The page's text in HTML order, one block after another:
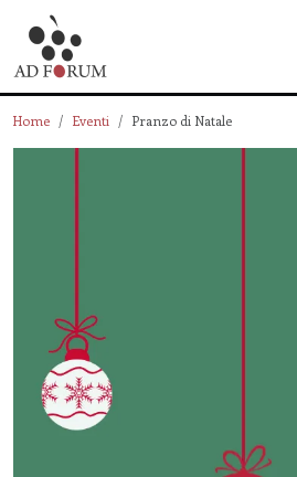
Home Eventi Pranzo di Natale